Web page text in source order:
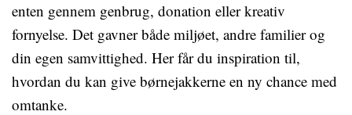
enten gennem genbrug, donation eller kreativ
fornyelse. Det gavner både miljøet, andre familier og
din egen samvittighed. Her får du inspiration til,
hvordan du kan give børnejakkerne en ny chance med
omtanke.